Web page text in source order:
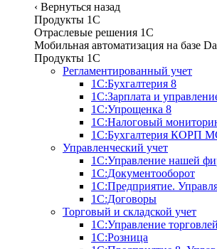
‹ Вернуться назад
Продукты 1С
Отраслевые решения 1C
Мобильная автоматизация на базе
Продукты 1С
Регламентированный учет
1С:Бухгалтерия 8
1С:Зарплата и
1С:Упрощенка 8
1С:Налоговый
1С:Бухгалтерия КОРП
Управленческий учет
1С:Управление нашей
1С:Документооборот
1С:Предприятие.
1С:Договоры
Торговый и складской учет
1С:Управление торговлей
1С:Розница